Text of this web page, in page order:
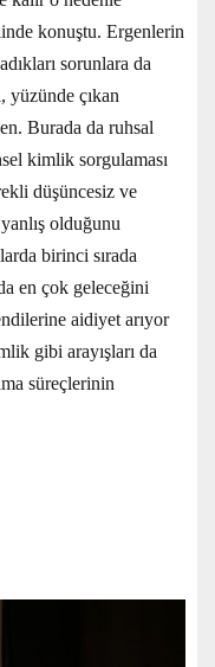
konuştu. Ergenlerin
sorunlara da
yüzünde çıkan
Burada da ruhsal
kimlik sorgulaması
düşüncesiz ve
olduğunu
birinci sırada
en çok geleceğini
aidiyet arıyor
gibi arayışları da
süreçlerinin